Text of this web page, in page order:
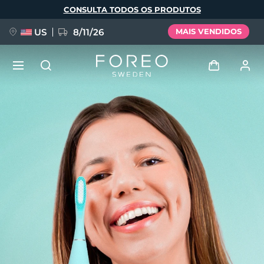
principal
CONSULTA TODOS OS PRODUTOS
US 8/11/26 MAIS VENDIDOS
Perfil de usuário
Meus aparelhos
Meus pedidos
Meus endereços
As minhas subscrições
NOVIDADE
FAQ™ Pure Beauty-Tech Elixir
BREAKING NEWS
issa™ Teeth Whitening Set
Deutsch
Español
Français
Italiano
Português
Svenska
Русский
简体中文 繁體中文